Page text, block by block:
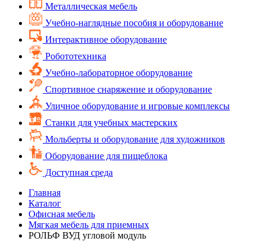
Металлическая мебель
Учебно-наглядные пособия и оборудование
Интерактивное оборудование
Робототехника
Учебно-лабораторное оборудование
Спортивное снаряжение и оборудование
Уличное оборудование и игровые комплексы
Cтанки для учебных мастерских
Мольберты и оборудование для художников
Оборудование для пищеблока
Доступная среда
Главная
Каталог
Офисная мебель
Мягкая мебель для приемных
РОЛЬФ ВУД угловой модуль